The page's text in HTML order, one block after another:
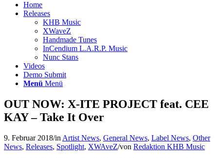
Home
Releases
KHB Music
XWaveZ
Handmade Tunes
InCendium L.A.R.P. Music
Nunc Stans
Videos
Demo Submit
Menü Menü
OUT NOW: X-ITE PROJECT feat. CEE
KAY – Take It Over
9. Februar 2018/in Artist News, General News, Label News, Other
News, Releases, Spotlight, XWAveZ/von Redaktion KHB Music